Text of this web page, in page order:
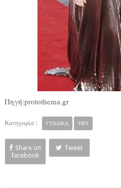
Πηγή:protothema.gr
Κατηγορία : ΓΥΝΑΙΚΑ TIPS
Share on
facebook
Tweet